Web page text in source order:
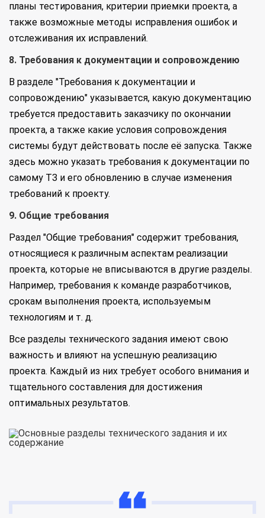
планы тестирования, критерии приемки проекта, а
также возможные методы исправления ошибок и
отслеживания их исправлений.
8. Требования к документации и сопровождению
В разделе "Требования к документации и
сопровождению" указывается, какую документацию
требуется предоставить заказчику по окончании
проекта, а также какие условия сопровождения
системы будут действовать после её запуска. Также
здесь можно указать требования к документации по
самому ТЗ и его обновлению в случае изменения
требований к проекту.
9. Общие требования
Раздел "Общие требования" содержит требования,
относящиеся к различным аспектам реализации
проекта, которые не вписываются в другие разделы.
Например, требования к команде разработчиков,
срокам выполнения проекта, используемым
технологиям и т. д.
Все разделы технического задания имеют свою
важность и влияют на успешную реализацию
проекта. Каждый из них требует особого внимания и
тщательного составления для достижения
оптимальных результатов.